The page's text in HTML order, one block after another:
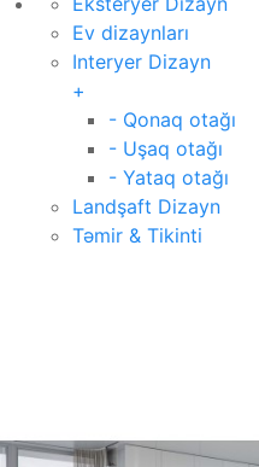
Ev dizaynları
Interyer Dizayn
+
- Qonaq otağı
- Uşaq otağı
- Yataq otağı
Landşaft Dizayn
Təmir & Tikinti